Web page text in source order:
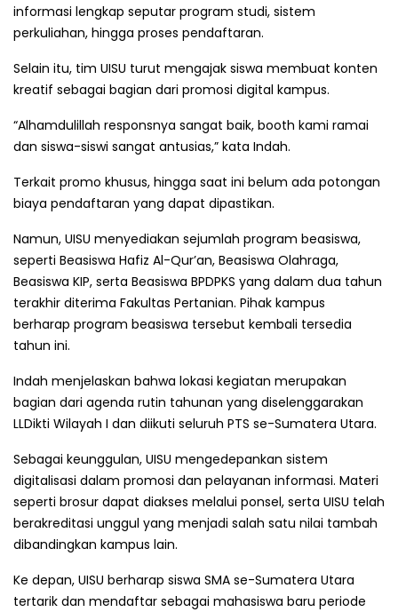
informasi lengkap seputar program studi, sistem
perkuliahan, hingga proses pendaftaran.
Selain itu, tim UISU turut mengajak siswa membuat konten
kreatif sebagai bagian dari promosi digital kampus.
“Alhamdulillah responsnya sangat baik, booth kami ramai
dan siswa-siswi sangat antusias,” kata Indah.
Terkait promo khusus, hingga saat ini belum ada potongan
biaya pendaftaran yang dapat dipastikan.
Namun, UISU menyediakan sejumlah program beasiswa,
seperti Beasiswa Hafiz Al-Qur’an, Beasiswa Olahraga,
Beasiswa KIP, serta Beasiswa BPDPKS yang dalam dua tahun
terakhir diterima Fakultas Pertanian. Pihak kampus
berharap program beasiswa tersebut kembali tersedia
tahun ini.
Indah menjelaskan bahwa lokasi kegiatan merupakan
bagian dari agenda rutin tahunan yang diselenggarakan
LLDikti Wilayah I dan diikuti seluruh PTS se-Sumatera Utara.
Sebagai keunggulan, UISU mengedepankan sistem
digitalisasi dalam promosi dan pelayanan informasi. Materi
seperti brosur dapat diakses melalui ponsel, serta UISU telah
berakreditasi unggul yang menjadi salah satu nilai tambah
dibandingkan kampus lain.
Ke depan, UISU berharap siswa SMA se-Sumatera Utara
tertarik dan mendaftar sebagai mahasiswa baru periode